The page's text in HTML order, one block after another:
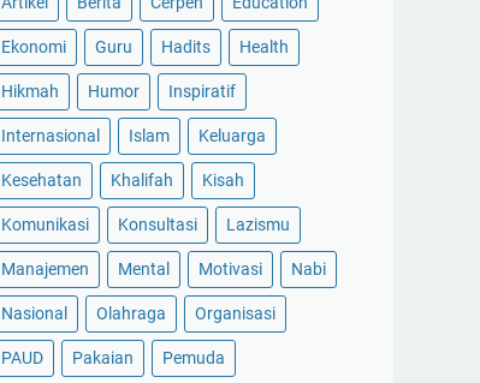
Ekonomi Guru Hadits Health
Hikmah Humor Inspiratif
Internasional Islam Keluarga
Kesehatan Khalifah Kisah
Komunikasi Konsultasi Lazismu
Manajemen Mental Motivasi Nabi
Nasional Olahraga Organisasi
PAUD Pakaian Pemuda